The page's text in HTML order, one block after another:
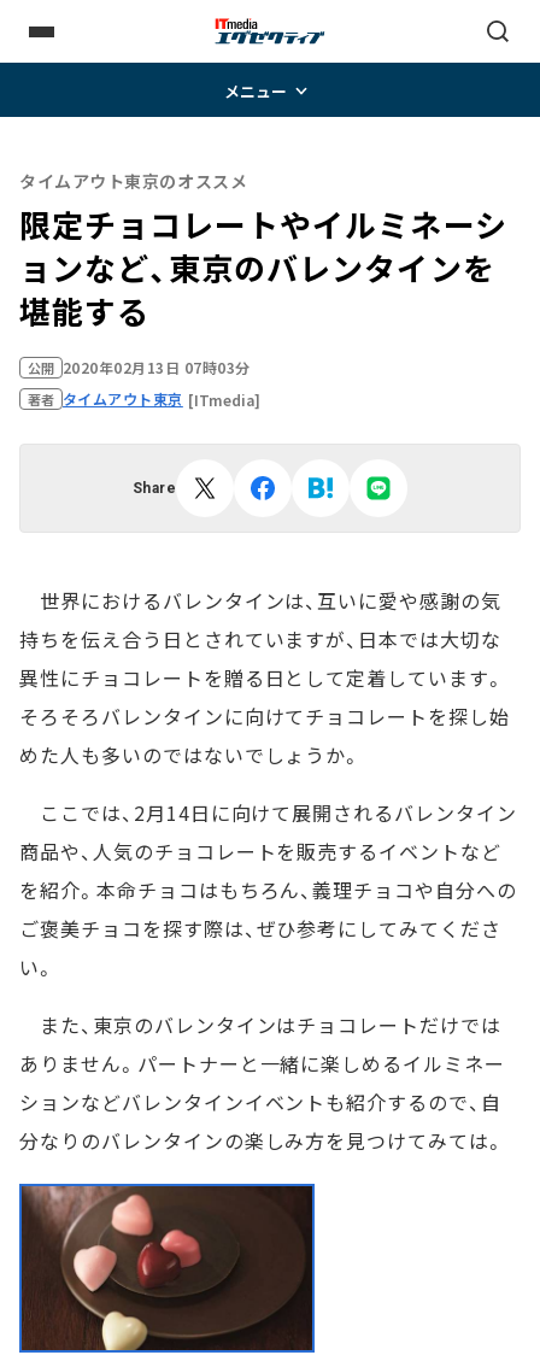
メニュー
タイムアウト東京のオススメ
限定チョコレートやイルミネーシ
ョンなど、東京のバレンタインを
堪能する
公開 2020年02月13日 07時03分
著者 タイムアウト東京 [ITmedia]
Share
世界におけるバレンタインは、互いに愛や感謝の気
持ちを伝え合う日とされていますが、日本では大切な
異性にチョコレートを贈る日として定着しています。
そろそろバレンタインに向けてチョコレートを探し始
めた人も多いのではないでしょうか。
ここでは、2月14日に向けて展開されるバレンタイン
商品や、人気のチョコレートを販売するイベントなど
を紹介。本命チョコはもちろん、義理チョコや自分への
ご褒美チョコを探す際は、ぜひ参考にしてみてくださ
い。
また、東京のバレンタインはチョコレートだけでは
ありません。パートナーと一緒に楽しめるイルミネー
ションなどバレンタインイベントも紹介するので、自
分なりのバレンタインの楽しみ方を見つけてみては。